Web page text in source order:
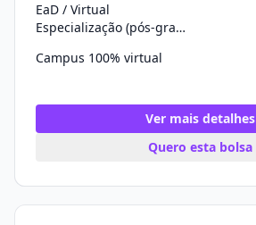
EaD / Virtual
Especialização (pós-graduação)
Campus 100% virtual
Ver mais detalhes
Quero esta bolsa